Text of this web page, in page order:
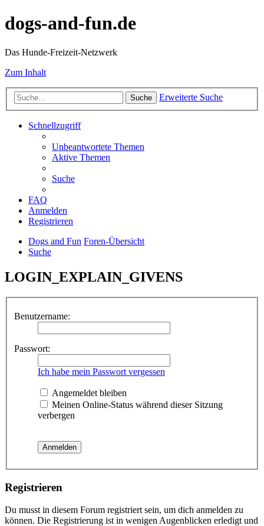
dogs-and-fun.de
Das Hunde-Freizeit-Netzwerk
Zum Inhalt
Suche Erweiterte Suche
Schnellzugriff
Unbeantwortete Themen
Aktive Themen
Suche
FAQ
Anmelden
Registrieren
Dogs and Fun Foren-Übersicht
Suche
LOGIN_EXPLAIN_GIVENS
Benutzername:
Passwort:
Ich habe mein Passwort vergessen
Angemeldet bleiben
Meinen Online-Status während dieser Sitzung
verbergen
Registrieren
Du musst in diesem Forum registriert sein, um dich anmelden zu
können. Die Registrierung ist in wenigen Augenblicken erledigt und